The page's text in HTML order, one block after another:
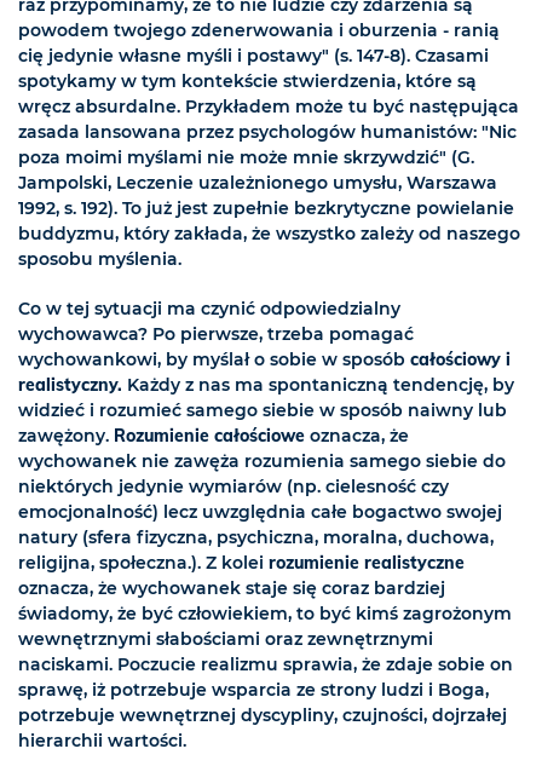
raz przypominamy, że to nie ludzie czy zdarzenia są
powodem twojego zdenerwowania i oburzenia - ranią
cię jedynie własne myśli i postawy" (s. 147-8). Czasami
spotykamy w tym kontekście stwierdzenia, które są
wręcz absurdalne. Przykładem może tu być następująca
zasada lansowana przez psychologów humanistów: "Nic
poza moimi myślami nie może mnie skrzywdzić" (G.
Jampolski, Leczenie uzależnionego umysłu, Warszawa
1992, s. 192). To już jest zupełnie bezkrytyczne powielanie
buddyzmu, który zakłada, że wszystko zależy od naszego
sposobu myślenia.
Co w tej sytuacji ma czynić odpowiedzialny
wychowawca? Po pierwsze, trzeba pomagać
wychowankowi, by myślał o sobie w sposób całościowy i
realistyczny. Każdy z nas ma spontaniczną tendencję, by
widzieć i rozumieć samego siebie w sposób naiwny lub
zawężony. Rozumienie całościowe oznacza, że
wychowanek nie zawęża rozumienia samego siebie do
niektórych jedynie wymiarów (np. cielesność czy
emocjonalność) lecz uwzględnia całe bogactwo swojej
natury (sfera fizyczna, psychiczna, moralna, duchowa,
religijna, społeczna.). Z kolei rozumienie realistyczne
oznacza, że wychowanek staje się coraz bardziej
świadomy, że być człowiekiem, to być kimś zagrożonym
wewnętrznymi słabościami oraz zewnętrznymi
naciskami. Poczucie realizmu sprawia, że zdaje sobie on
sprawę, iż potrzebuje wsparcia ze strony ludzi i Boga,
potrzebuje wewnętrznej dyscypliny, czujności, dojrzałej
hierarchii wartości.